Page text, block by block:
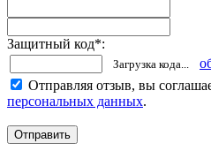
Защитный код*:
Загрузка кода...
Отправляя отзыв, вы
персональных данных.